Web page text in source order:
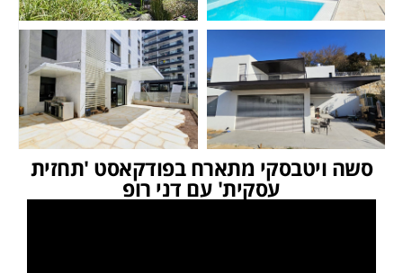
סשה ויטבסקי מתארח בפודקאסט 'תחזית
עסקית' עם דני רופ